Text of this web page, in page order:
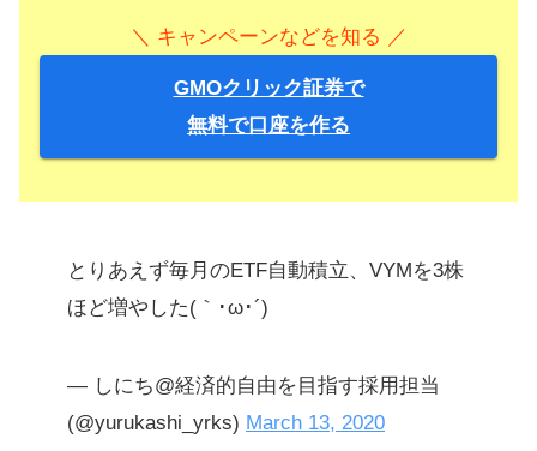
＼ キャンペーンなどを知る ／
GMOクリック証券で
無料で口座を作る
とりあえず毎月のETF自動積立、VYMを3株
ほど増やした(｀･ω･´)
— しにち@経済的自由を目指す採用担当
(@yurukashi_yrks) March 13, 2020